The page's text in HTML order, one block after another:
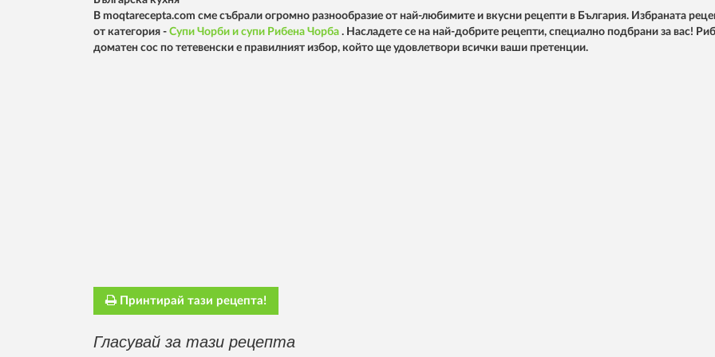
В moqtarecepta.com сме събрали огромно разнообразие от най-любимите и вкусни рецепти в България. Избраната
от категория - Супи Чорби и супи Рибена Чорба . Насладете се на най-добрите рецепти, специално подбрани за вас!
доматен сос по тетевенски е правилният избор, който ще удовлетвори всички ваши претенции.
Принтирай тази рецепта!
Гласувай за тази рецепта